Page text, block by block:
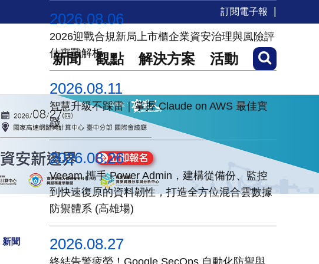
訂閱電子報
新聞 觀點 解決方案 活動
新聞
2026.08.06
2026迎戰合規新局上市櫃企業資安治理與風險評
估實戰解析
2026.08.11
智慧升級不踩雷｜掌握 Claude on AWS 最佳實
踐
2026.08.26
Veeam 攜手 Power Admin，建構從備份、監控
到快速復原的資料韌性，打造全方位混合雲數據
防禦體系 (高雄場)
2026.08.27
終結告警疲勞！Google SecOps 自動化防禦與